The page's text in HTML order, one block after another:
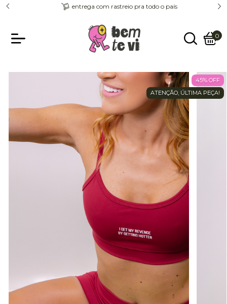
entrega com rastreio pra todo o país
0
45% OFF
ATENÇÃO, ÚLTIMA PEÇA!